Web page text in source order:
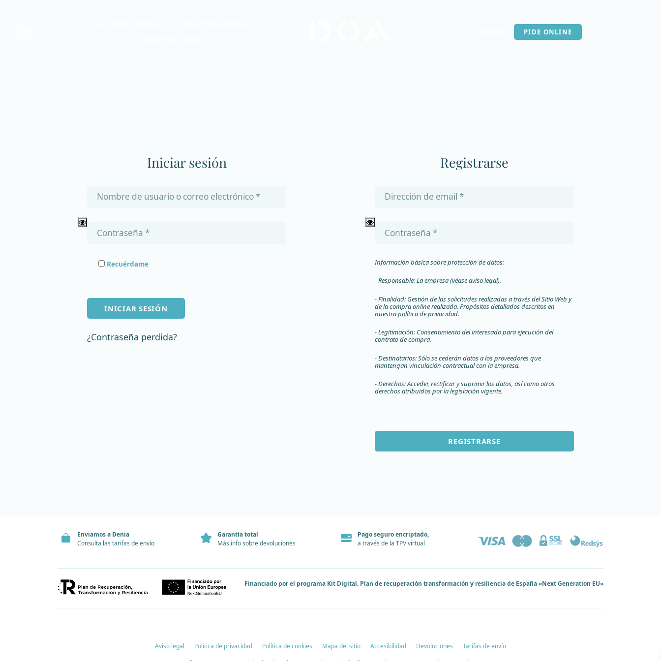
PIDE ONLINE
Iniciar sesión
Recuérdame
INICIAR SESIÓN
¿Contraseña perdida?
Registrarse
Información básica sobre protección de datos:
- Responsable: La empresa (véase aviso legal).
- Finalidad: Gestión de las solicitudes realizadas a través del Sitio Web y
de la compra online realizada. Propósitos detallados descritos en
nuestrapolítica de privacidad.
- Legitimación: Consentimiento del interesado para ejecución del
contrato de compra.
- Destinatarios: Sólo se cederán datos a los proveedores que
mantengan vinculación contractual con la empresa.
- Derechos: Acceder, rectificar y suprimir los datos, así como otros
derechos atribuidos por la legislación vigente.
REGISTRARSE
Enviamos a Denia
Consulta las tarifas de envío
Garantía total
Más info sobre devoluciones
Pago seguro encriptado,
a través de la TPV virtual
Financiado por el programa Kit Digital. Plan de recuperación transformación y resiliencia de España «Next Generation EU»
Aviso legal Política de privacidad Política de cookies Mapa del sitio Accesibilidad Devoluciones Tarifas de envío